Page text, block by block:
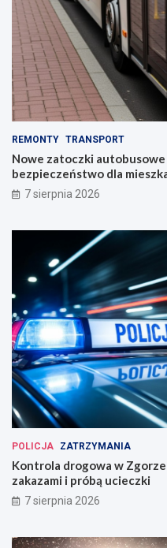
REMONTY TRANSPORT
Nowe zatoczki autobusowe
bezpieczeństwo dla
7 sierpnia 2026
POLICJA ZATRZYMANIA
Kontrola drogowa w
zakazami i próbą ucieczki
7 sierpnia 2026